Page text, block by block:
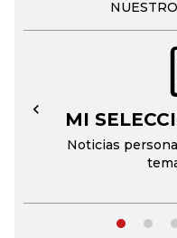
MI
Noticias
←